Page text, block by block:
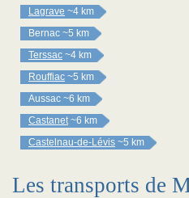
Lagrave ~4 km
Bernac ~5 km
Terssac ~4 km
Rouffiac ~5 km
Aussac ~6 km
Castanet ~6 km
Castelnau-de-Lévis ~5 km
Les transports de